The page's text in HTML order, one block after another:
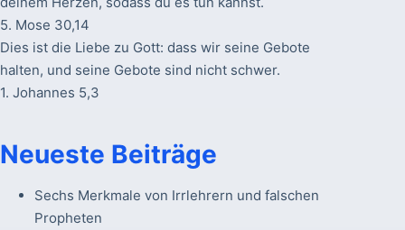
5. Mose 30,14
Dies ist die Liebe zu Gott: dass wir seine Gebote
halten, und seine Gebote sind nicht schwer.
1. Johannes 5,3
Neueste Beiträge
Sechs Merkmale von Irrlehrern und falschen
Propheten